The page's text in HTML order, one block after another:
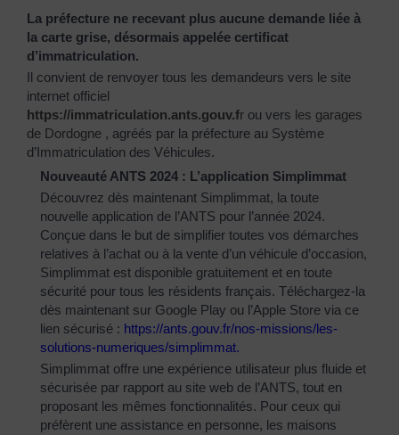
La préfecture ne recevant plus aucune demande liée à
la carte grise, désormais appelée certificat
d’immatriculation.
Il convient de renvoyer tous les demandeurs vers le site
internet officiel
https://immatriculation.ants.gouv.fr ou vers les garages
de Dordogne , agréés par la préfecture au Système
d’Immatriculation des Véhicules.
Nouveauté ANTS 2024 : L’application Simplimmat
Découvrez dès maintenant Simplimmat, la toute
nouvelle application de l’ANTS pour l’année 2024.
Conçue dans le but de simplifier toutes vos démarches
relatives à l’achat ou à la vente d’un véhicule d’occasion,
Simplimmat est disponible gratuitement et en toute
sécurité pour tous les résidents français. Téléchargez-la
dès maintenant sur Google Play ou l’Apple Store via ce
lien sécurisé : https://ants.gouv.fr/nos-missions/les-
solutions-numeriques/simplimmat.
Simplimmat offre une expérience utilisateur plus fluide et
sécurisée par rapport au site web de l’ANTS, tout en
proposant les mêmes fonctionnalités. Pour ceux qui
préfèrent une assistance en personne, les maisons